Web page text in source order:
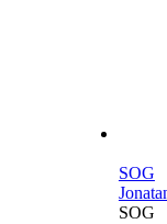
SOG
SOG